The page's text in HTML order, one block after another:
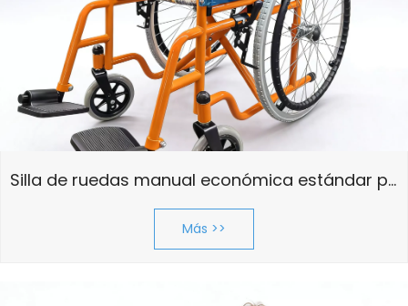
Silla de ruedas manual económica estándar para niños
Más >>